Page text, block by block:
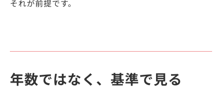
それが前提です。
年数ではなく、基準で見る